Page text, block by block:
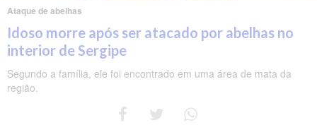
Ataque de abelhas
Idoso morre após ser atacado por abelhas no
interior de Sergipe
Segundo a família, ele foi encontrado em uma área de mata da
região.